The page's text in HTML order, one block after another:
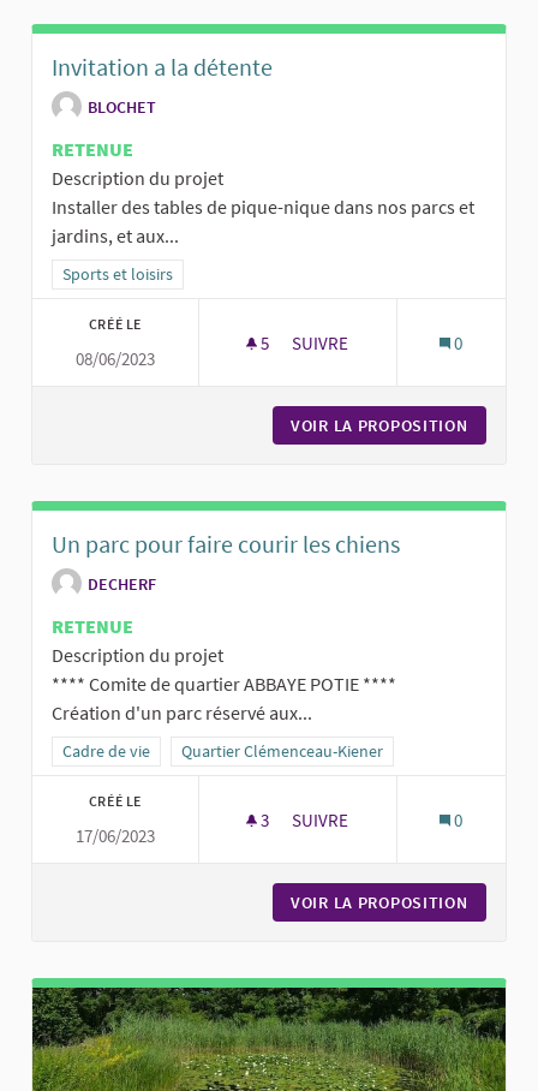
Invitation a la détente
BLOCHET
RETENUE
Description du projet
Installer des tables de pique-nique dans nos parcs et
jardins, et aux...
Filtrer les résultats de la catégorie : Sports et loisirs
Sports et loisirs
CRÉÉ LE
08/06/2023
5 5 ABONNÉS
SUIVRE 0
VOIR LA PROPOSITION
Un parc pour faire courir les chiens
DECHERF
RETENUE
Description du projet
**** Comite de quartier ABBAYE POTIE ****
Création d'un parc réservé aux...
Filtrer les résultats de la catégorie : Cadre de vie
Cadre de vie Filtrer les résultats pour le secteur : Quartier
Quartier Clémenceau-Kiener
CRÉÉ LE
17/06/2023
3 3 ABONNÉS
SUIVRE 0
VOIR LA PROPOSITION